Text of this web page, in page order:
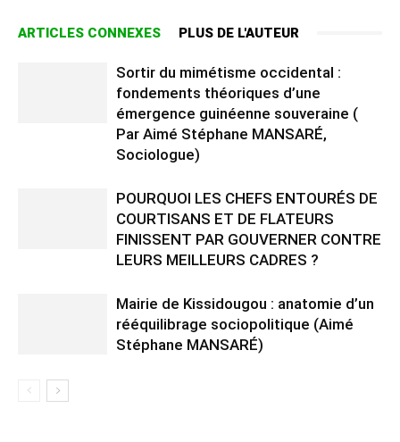
ARTICLES CONNEXES PLUS DE L'AUTEUR
Sortir du mimétisme occidental :
fondements théoriques d’une
émergence guinéenne souveraine (
Par Aimé Stéphane MANSARÉ,
Sociologue)
POURQUOI LES CHEFS ENTOURÉS DE
COURTISANS ET DE FLATEURS
FINISSENT PAR GOUVERNER CONTRE
LEURS MEILLEURS CADRES ?
Mairie de Kissidougou : anatomie d’un
rééquilibrage sociopolitique (Aimé
Stéphane MANSARÉ)